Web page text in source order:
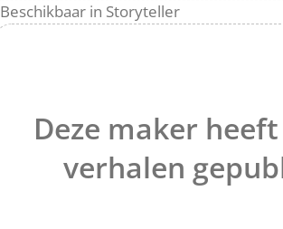
Beschikbaar in Storyteller
Deze maker
verhalen